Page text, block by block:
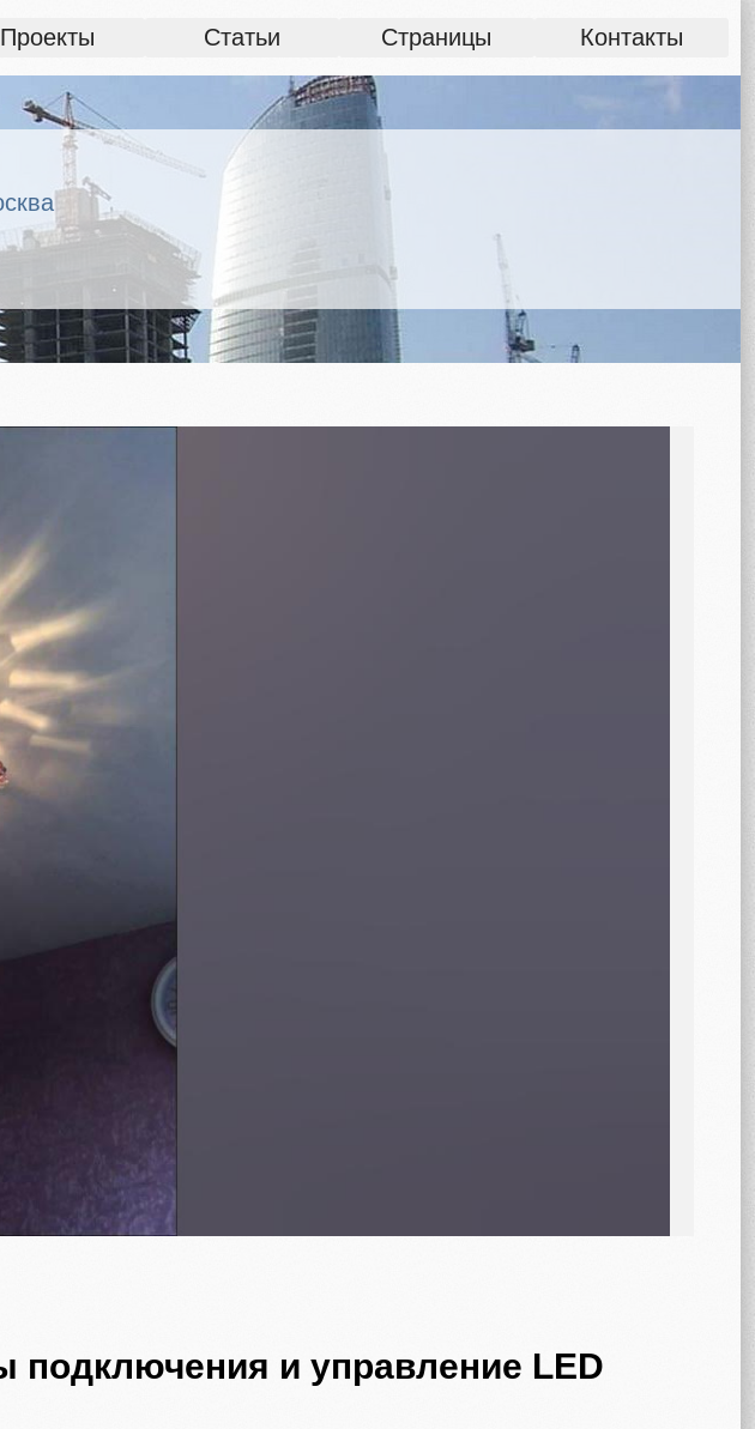
Проекты Статьи Страницы Контакты
и управление LED